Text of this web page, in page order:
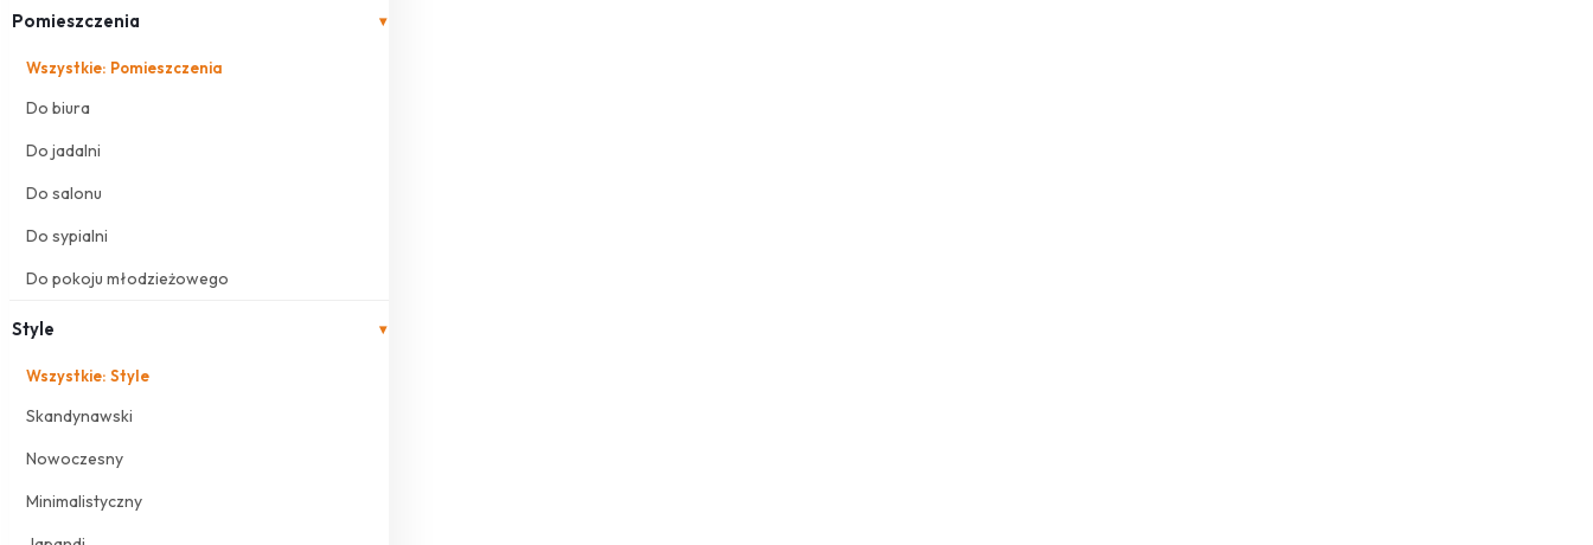
Pomieszczenia ▾
Wszystkie: Pomieszczenia
Do biura
Do jadalni
Do salonu
Do sypialni
Do pokoju młodzieżowego
Style ▾
Wszystkie: Style
Skandynawski
Nowoczesny
Minimalistyczny